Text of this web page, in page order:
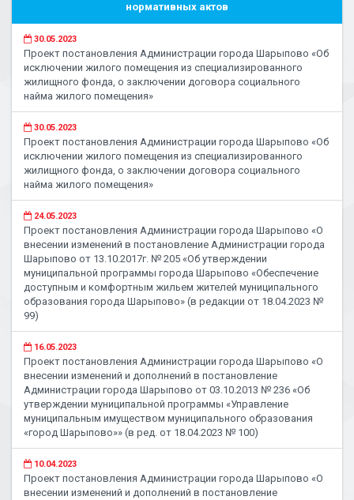
нормативных актов
30.05.2023
Проект постановления Администрации города Шарыпово «Об
исключении жилого помещения из специализированного
жилищного фонда, о заключении договора социального
найма жилого помещения»
30.05.2023
Проект постановления Администрации города Шарыпово «Об
исключении жилого помещения из специализированного
жилищного фонда, о заключении договора социального
найма жилого помещения»
24.05.2023
Проект постановления Администрации города Шарыпово «О
внесении изменений в постановление Администрации города
Шарыпово от 13.10.2017г. № 205 «Об утверждении
муниципальной программы города Шарыпово «Обеспечение
доступным и комфортным жильем жителей муниципального
образования города Шарыпово» (в редакции от 18.04.2023 №
99)
16.05.2023
Проект постановления Администрации города Шарыпово «О
внесении изменений и дополнений в постановление
Администрации города Шарыпово от 03.10.2013 № 236 «Об
утверждении муниципальной программы «Управление
муниципальным имуществом муниципального образования
«город Шарыпово»» (в ред. от 18.04.2023 № 100)
10.04.2023
Проект постановления Администрации города Шарыпово «О
внесении изменений и дополнений в постановление